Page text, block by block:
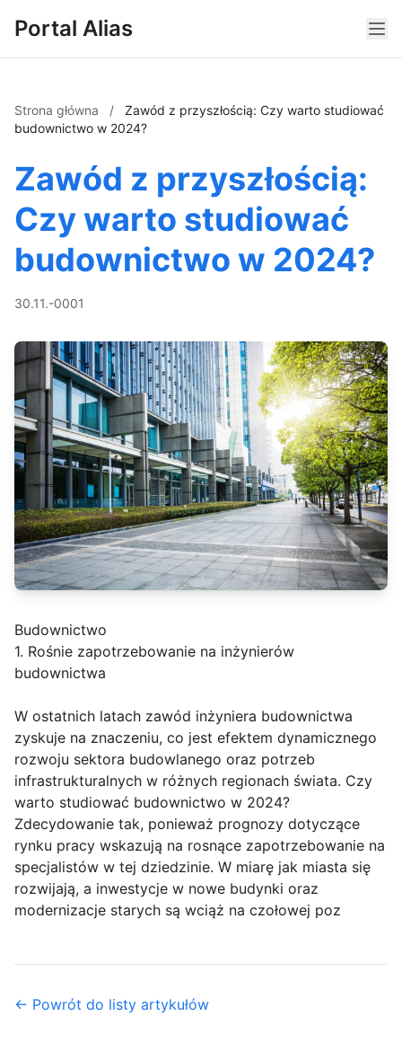
Portal Alias
Strona główna /
Zawód z przyszłością: Czy warto studiować
budownictwo w 2024?
Zawód z przyszłością:
Czy warto studiować
budownictwo w 2024?
30.11.-0001
Budownictwo
1. Rośnie zapotrzebowanie na inżynierów
budownictwa
W ostatnich latach zawód inżyniera budownictwa
zyskuje na znaczeniu, co jest efektem dynamicznego
rozwoju sektora budowlanego oraz potrzeb
infrastrukturalnych w różnych regionach świata. Czy
warto studiować budownictwo w 2024?
Zdecydowanie tak, ponieważ prognozy dotyczące
rynku pracy wskazują na rosnące zapotrzebowanie na
specjalistów w tej dziedzinie. W miarę jak miasta się
rozwijają, a inwestycje w nowe budynki oraz
modernizacje starych są wciąż na czołowej poz
← Powrót do listy artykułów